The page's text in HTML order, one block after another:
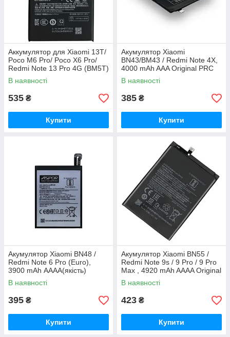
Аккумулятор для Xiaomi 13T/
Poco M6 Pro/ Poco X6 Pro/
Redmi Note 13 Pro 4G (BM5T)
5000mAh
В наявності
535 ₴
Купити
Акумулятор Xiaomi
BN43/BM43 / Redmi Note 4X,
4000 mAh AAA Original PRC
В наявності
385 ₴
Купити
Акумулятор Xiaomi BN48 /
Redmi Note 6 Pro (Euro),
3900 mAh АААА(якість)
Original PRC
В наявності
395 ₴
Купити
Акумулятор Xiaomi BN55 /
Redmi Note 9s / 9 Pro / 9 Pro
Max , 4920 mAh AAAA Original
PRC
В наявності
423 ₴
Купити